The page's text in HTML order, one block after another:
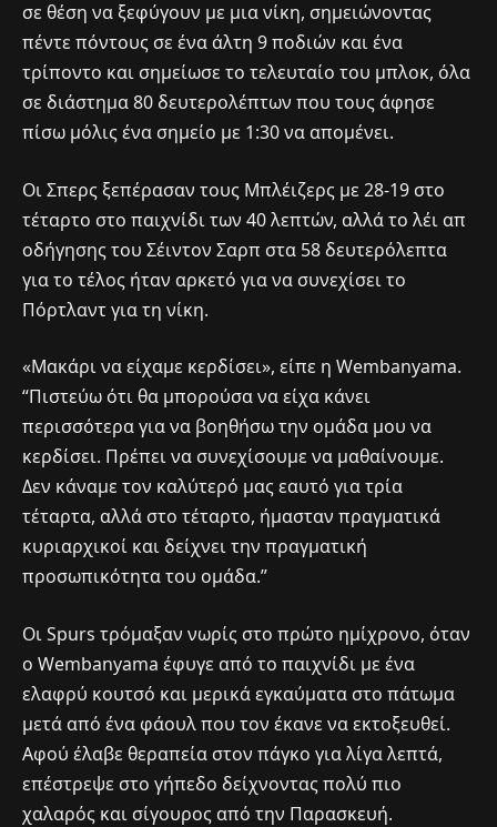
σε θέση να ξεφύγουν με μια νίκη, σημειώνοντας
πέντε πόντους σε ένα άλτη 9 ποδιών και ένα
τρίποντο και σημείωσε το τελευταίο του μπλοκ, όλα
σε διάστημα 80 δευτερολέπτων που τους άφησε
πίσω μόλις ένα σημείο με 1:30 να απομένει.
Οι Σπερς ξεπέρασαν τους Μπλέιζερς με 28-19 στο
τέταρτο στο παιχνίδι των 40 λεπτών, αλλά το λέι απ
οδήγησης του Σέιντον Σαρπ στα 58 δευτερόλεπτα
για το τέλος ήταν αρκετό για να συνεχίσει το
Πόρτλαντ για τη νίκη.
«Μακάρι να είχαμε κερδίσει», είπε η Wembanyama.
“Πιστεύω ότι θα μπορούσα να είχα κάνει
περισσότερα για να βοηθήσω την ομάδα μου να
κερδίσει. Πρέπει να συνεχίσουμε να μαθαίνουμε.
Δεν κάναμε τον καλύτερό μας εαυτό για τρία
τέταρτα, αλλά στο τέταρτο, ήμασταν πραγματικά
κυριαρχικοί και δείχνει την πραγματική
προσωπικότητα του ομάδα.”
Οι Spurs τρόμαξαν νωρίς στο πρώτο ημίχρονο, όταν
ο Wembanyama έφυγε από το παιχνίδι με ένα
ελαφρύ κουτσό και μερικά εγκαύματα στο πάτωμα
μετά από ένα φάουλ που τον έκανε να εκτοξευθεί.
Αφού έλαβε θεραπεία στον πάγκο για λίγα λεπτά,
επέστρεψε στο γήπεδο δείχνοντας πολύ πιο
χαλαρός και σίγουρος από την Παρασκευή.